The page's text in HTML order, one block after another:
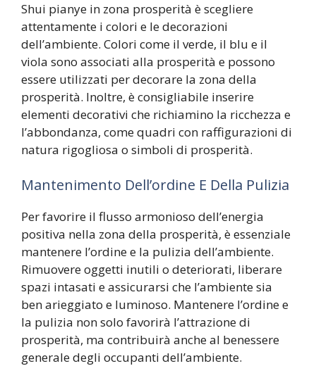
Shui pianye in zona prosperità è scegliere
attentamente i colori e le decorazioni
dell’ambiente. Colori come il verde, il blu e il
viola sono associati alla prosperità e possono
essere utilizzati per decorare la zona della
prosperità. Inoltre, è consigliabile inserire
elementi decorativi che richiamino la ricchezza e
l’abbondanza, come quadri con raffigurazioni di
natura rigogliosa o simboli di prosperità.
Mantenimento Dell’ordine E Della Pulizia
Per favorire il flusso armonioso dell’energia
positiva nella zona della prosperità, è essenziale
mantenere l’ordine e la pulizia dell’ambiente.
Rimuovere oggetti inutili o deteriorati, liberare
spazi intasati e assicurarsi che l’ambiente sia
ben arieggiato e luminoso. Mantenere l’ordine e
la pulizia non solo favorirà l’attrazione di
prosperità, ma contribuirà anche al benessere
generale degli occupanti dell’ambiente.